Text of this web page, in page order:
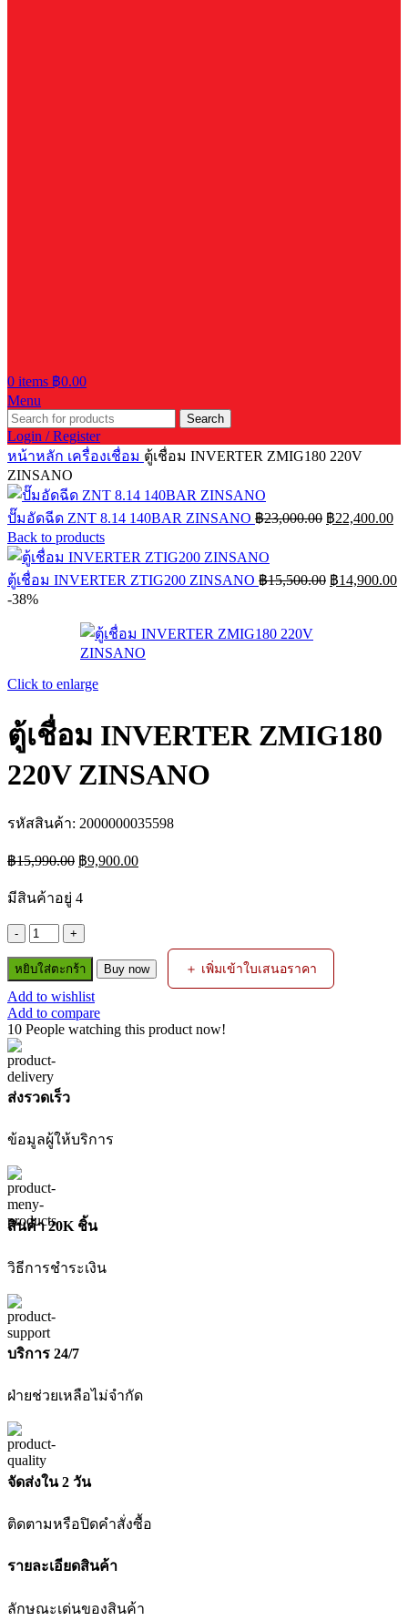
0 items ฿0.00
Menu
Search
Login / Register
หน้าหลัก เครื่องเชื่อม ตู้เชื่อม INVERTER ZMIG180 220V
ZINSANO
ปั๊มอัดฉีด ZNT 8.14 140BAR ZINSANO ฿23,000.00 Original
price
฿22,400.00
Back to products
ตู้เชื่อม INVERTER ZTIG200 ZINSANO ฿15,500.00 Original
price
฿14,900.00
-38%
Click to enlarge
ตู้เชื่อม INVERTER ZMIG180
220V ZINSANO
รหัสสินค้า: 2000000035598
฿15,990.00 Original
price
฿9,900.00Current
price
มีสินค้าอยู่ 4
จำนวน
ตู้
เชื่อม
INVERTER
ZMIG180
220V
ชิ้น
หยิบใส่ตะกร้า Buy now ＋ เพิ่มเข้าใบเสนอราคา
Add to wishlist
Add to compare
10 People watching this product now!
ส่งรวดเร็ว
ข้อมูลผู้ให้บริการ
สินค้า 20K ชิ้น
วิธีการชำระเงิน
บริการ 24/7
ฝ่ายช่วยเหลือไม่จำกัด
จัดส่งใน 2 วัน
ติดตามหรือปิดคำสั่งซื้อ
รายละเอียดสินค้า
ลักษณะเด่นของสินค้า